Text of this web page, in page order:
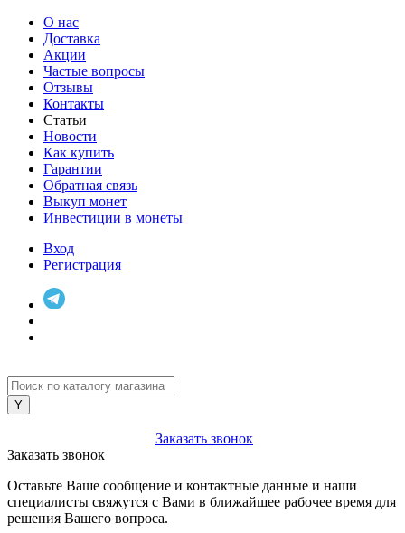
О нас
Доставка
Акции
Частые вопросы
Отзывы
Контакты
Статьи
Новости
Как купить
Гарантии
Обратная связь
Выкуп монет
Инвестиции в монеты
Вход
Регистрация
Заказать звонок
Заказать звонок
Оставьте Ваше сообщение и контактные данные и наши
специалисты свяжутся с Вами в ближайшее рабочее время для
решения Вашего вопроса.